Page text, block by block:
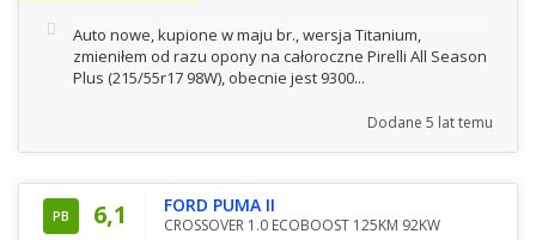
Auto nowe, kupione w maju br., wersja Titanium,
zmieniłem od razu opony na całoroczne Pirelli All Season
Plus (215/55r17 98W), obecnie jest 9300...
Dodane 5 lat temu
PB 6,1 FORD PUMA II
CROSSOVER 1.0 ECOBOOST 125KM 92KW